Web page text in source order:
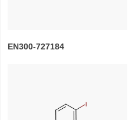
EN300-727184